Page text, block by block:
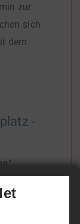
zur
sich
dem
-